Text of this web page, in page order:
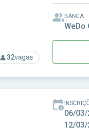
32vagas
BANCA
WeDo
06/03/
12/03/